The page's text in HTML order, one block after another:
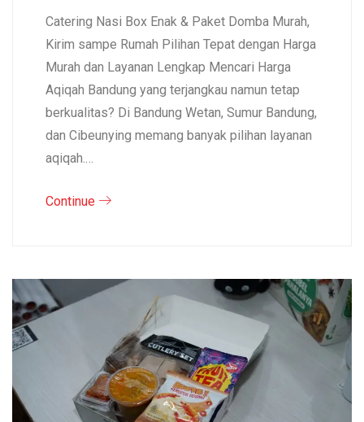
Catering Nasi Box Enak & Paket Domba Murah,
Kirim sampe Rumah Pilihan Tepat dengan Harga
Murah dan Layanan Lengkap Mencari Harga
Aqiqah Bandung yang terjangkau namun tetap
berkualitas? Di Bandung Wetan, Sumur Bandung,
dan Cibeunying memang banyak pilihan layanan
aqiqah.…
Continue